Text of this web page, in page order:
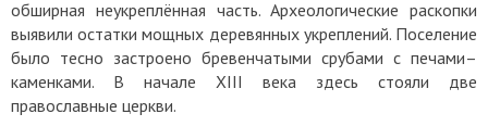
обширная неукреплённая часть. Археологические раскопки
выявили остатки мощных деревянных укреплений. Поселение
было тесно застроено бревенчатыми срубами с печами–
каменками. В начале XIII века здесь стояли две
православные церкви.